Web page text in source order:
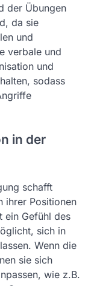
der Übungen
da sie
und
verbale und
und
sodass
in der
schafft
ihrer Positionen
ein Gefühl des
sich in
Wenn die
sie sich
wie z.B.